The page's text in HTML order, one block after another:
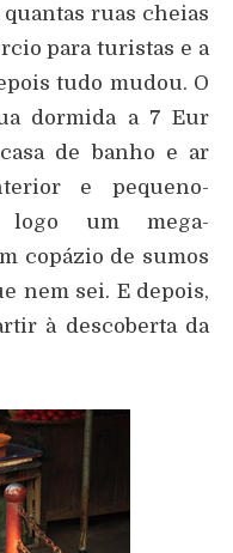
quantas ruas cheias
para turistas e a
tudo mudou. O
dormida a 7 Eur
de banho e ar
e pequeno-
logo um mega-
copázio de sumos
nem sei. E depois,
à descoberta da